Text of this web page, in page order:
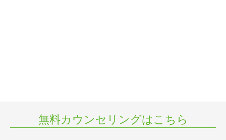
無料カウンセリングはこちら